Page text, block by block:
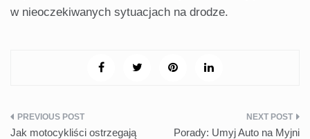
w nieoczekiwanych sytuacjach na drodze.
Nawigacja
Jak motocykliści ostrzegają
Porady: Umyj Auto na Myjni